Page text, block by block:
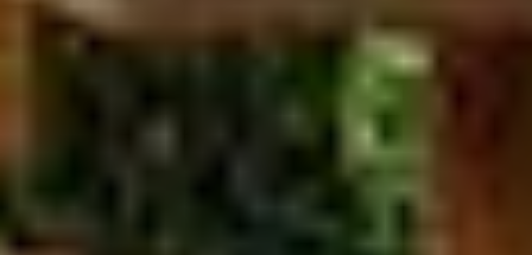
werden vom Europäischen Gerichtshof als ein Land mit
einem nach EU-Standards unzureichendem
Datenschutzniveau eingeschätzt. Es besteht
insbesondere das Risiko, dass Ihre Daten durch US-
Behörden, zu Kontroll- und zu Überwachungszwecken,
möglicherweise auch ohne Rechtsbehelfsmöglichkeiten,
verarbeitet werden können. Wenn Sie auf "Auswahl
Boxen (Präferenzen, Statistiken oder Marketing
ausgewählt haben, findet die vorgehend beschriebene